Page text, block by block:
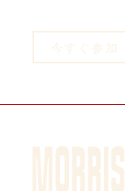
今すぐ参加